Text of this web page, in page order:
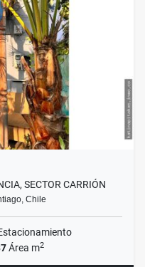
SECTOR CARRIÓN
Chile
Área m2